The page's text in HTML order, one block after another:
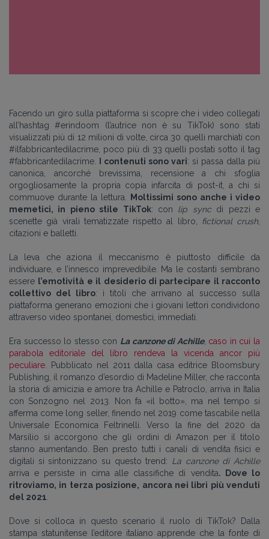
Facendo un giro sulla piattaforma si scopre che i video collegati
all’hashtag #erindoom (l’autrice non è su TikTok) sono stati
visualizzati più di 12 milioni di volte, circa 30 quelli marchiati con
#ilfabbricantedilacrime, poco più di 33 quelli postati sotto il tag
#fabbricantedilacrime.
I contenuti sono vari: si passa dalla più
canonica, ancorché brevissima, recensione a chi sfoglia
orgogliosamente la propria copia infarcita di post-it, a chi si
commuove durante la lettura.
Moltissimi sono anche i video
memetici, in pieno stile TikTok: con lip syncdi pezzi e
scenette già virali tematizzate rispetto al libro,
fictional crush,
citazioni e balletti.
La leva che aziona il meccanismo è piuttosto difficile da
individuare, e l’innesco imprevedibile. Ma le costanti sembrano
essere l’emotività e il desiderio di partecipare il racconto
collettivo del libro: i titoli che arrivano al successo sulla
piattaforma generano emozioni che i giovani lettori condividono
attraverso video spontanei, domestici, immediati.
Era successo lo stesso con La canzone di Achille, caso in cui la
parabola editoriale del libro rendeva la vicenda ancor più
peculiare . Pubblicato nel 2011 dalla casa editrice Bloomsbury
Publishing, il romanzo d’esordio di Madeline Miller, che racconta
la storia di amicizia e amore tra Achille e Patroclo, arriva in Italia
con Sonzogno nel 2013. Non fa «il botto», ma nel tempo si
afferma come long seller, finendo nel 2019 come tascabile nella
Universale Economica Feltrinelli. Verso la fine del 2020 da
Marsilio si accorgono che gli ordini di Amazon per il titolo
stanno aumentando. Ben presto tutti i canali di vendita fisici e
digitali si sintonizzano su questo trend: La canzone di Achille
arriva e persiste in cima alle classifiche di vendita. Dove lo
ritroviamo, in terza posizione, ancora nei libri più venduti
del 2021
Dove si colloca in questo scenario il ruolo di TikTok? Dalla
stampa statunitense l’editore italiano apprende che la fonte di